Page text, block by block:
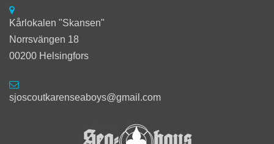
Kårlokalen "Skansen"
Norrsvängen 18
00200 Helsingfors
sjoscoutkarenseaboys@gmail.com